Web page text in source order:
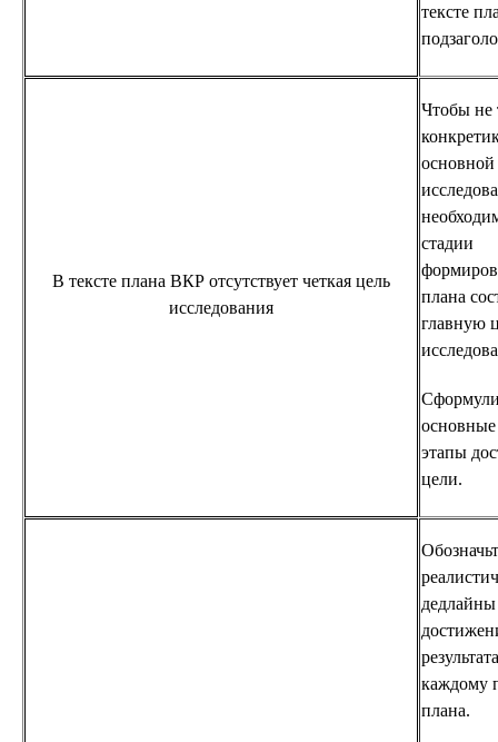
тексте
В тексте плана ВКР отсутствует четкая цель
исследования
Чтобы не
стадии
плана
главную
основные
этапы
цели.
дедлайны
каждому
плана.